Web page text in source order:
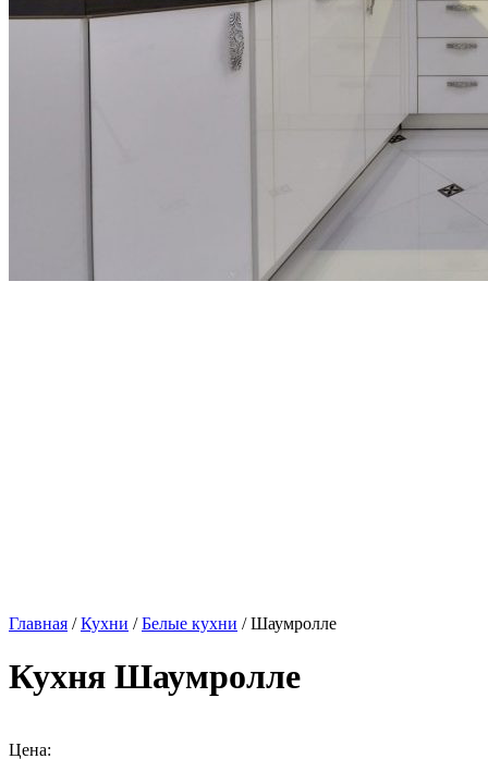
Главная /Кухни /Белые кухни / Шаумролле
Кухня Шаумролле
Цена: